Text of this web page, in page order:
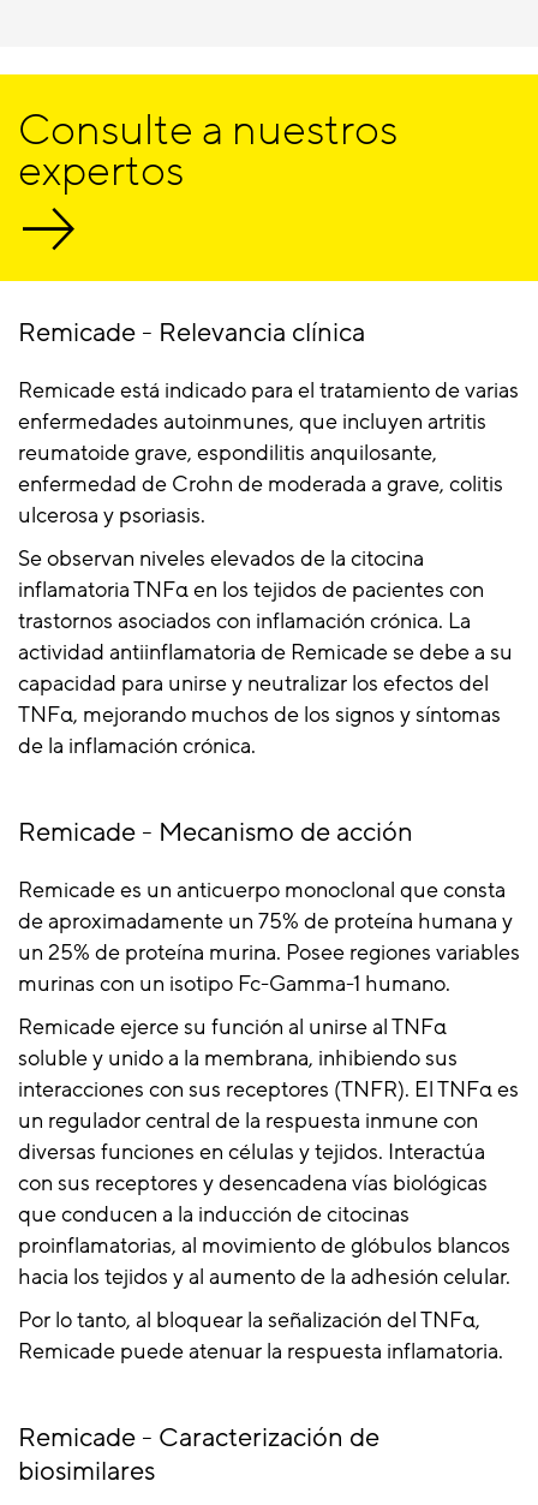
Consulte a nuestros
expertos
Remicade - Relevancia clínica
Remicade está indicado para el tratamiento de varias
enfermedades autoinmunes, que incluyen artritis
reumatoide grave, espondilitis anquilosante,
enfermedad de Crohn de moderada a grave, colitis
ulcerosa y psoriasis.
Se observan niveles elevados de la citocina
inflamatoria TNFα en los tejidos de pacientes con
trastornos asociados con inflamación crónica. La
actividad antiinflamatoria de Remicade se debe a su
capacidad para unirse y neutralizar los efectos del
TNFα, mejorando muchos de los signos y síntomas
de la inflamación crónica.
Remicade - Mecanismo de acción
Remicade es un anticuerpo monoclonal que consta
de aproximadamente un 75% de proteína humana y
un 25% de proteína murina. Posee regiones variables
murinas con un isotipo Fc-Gamma-1 humano.
Remicade ejerce su función al unirse al TNFα
soluble y unido a la membrana, inhibiendo sus
interacciones con sus receptores (TNFR). El TNFα es
un regulador central de la respuesta inmune con
diversas funciones en células y tejidos. Interactúa
con sus receptores y desencadena vías biológicas
que conducen a la inducción de citocinas
proinflamatorias, al movimiento de glóbulos blancos
hacia los tejidos y al aumento de la adhesión celular.
Por lo tanto, al bloquear la señalización del TNFα,
Remicade puede atenuar la respuesta inflamatoria.
Remicade - Caracterización de
biosimilares